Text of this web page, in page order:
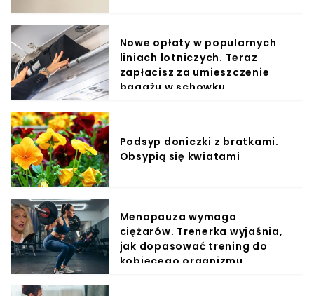
Nowe opłaty w popularnych
liniach lotniczych. Teraz
zapłacisz za umieszczenie
bagażu w schowku
Podsyp doniczki z bratkami.
Obsypią się kwiatami
Menopauza wymaga
ciężarów. Trenerka wyjaśnia,
jak dopasować trening do
kobiecego organizmu